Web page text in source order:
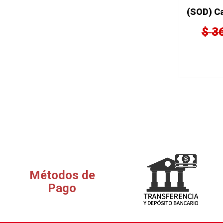
$
Métodos de
Pago